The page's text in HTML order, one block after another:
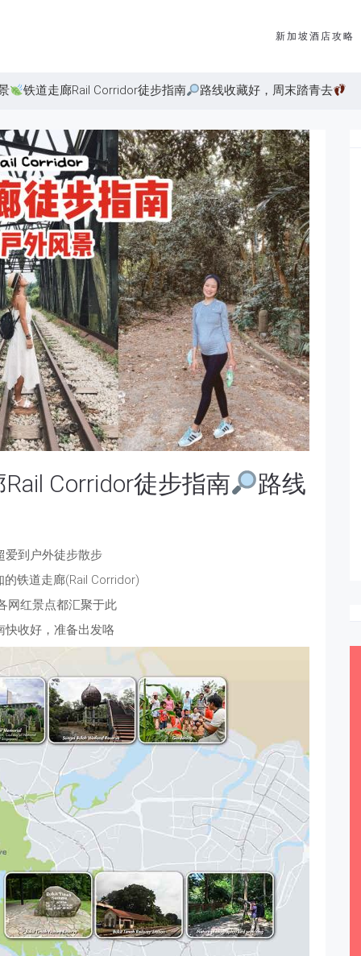
新加坡酒店攻略
铁道走廊Rail Corridor徒步指南 路线收藏好，周末踏青去
Corridor徒步指南 路线
爱到户外徒步散步
铁道走廊(Rail Corridor)
网红景点都汇聚于此
快收好，准备出发咯